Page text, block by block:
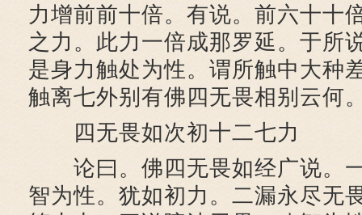
力增前前十倍。有说。前六十十
之力。此力一倍成那罗延。于所
是身力触处为性。谓所触中大种
触离七外别有佛四无畏相别云何
四无畏如次初十二七力
论曰。佛四无畏如经广说。
智为性。犹如初力。二漏永尽无